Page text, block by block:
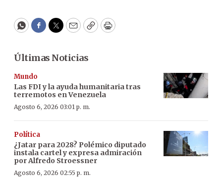
WhatsApp
Facebook
Twitter
EmailCopyPrint
Últimas Noticias
Mundo
Las FDI y la ayuda humanitaria tras
terremotos en Venezuela
Agosto 6, 2026 03:01 p. m.
Política
¿Jatar para 2028? Polémico diputado
instala cartel y expresa admiración
por Alfredo Stroessner
Agosto 6, 2026 02:55 p. m.